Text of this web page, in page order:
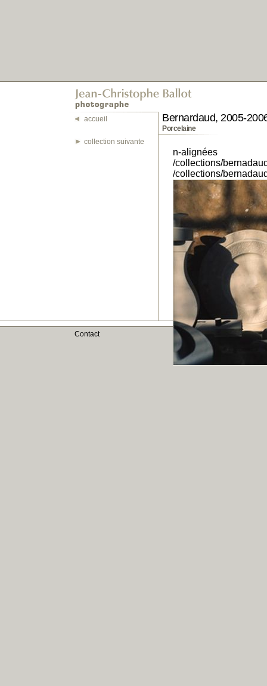
accueil
collection suivante
Bernardaud, 2005-
Porcelaine
n-alignées
/collections/
/collections/
Contact